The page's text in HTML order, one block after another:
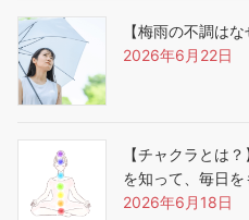
【梅雨の不調は
2026年6月22日
【チャクラとは
を知って、毎日を
2026年6月18日